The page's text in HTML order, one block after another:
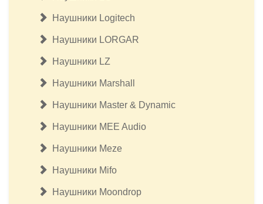
Наушники Logitech
Наушники LORGAR
Наушники LZ
Наушники Marshall
Наушники Master & Dynamic
Наушники MEE Audio
Наушники Meze
Наушники Mifo
Наушники Moondrop